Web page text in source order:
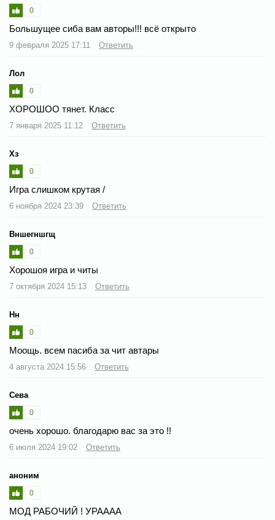
0
Большущее сиба вам авторы!!! всё открыто
9 февраля 2025 17:11 Ответить
Лол
0
ХОРОШОО тянет. Класс
7 января 2025 11:12 Ответить
Хз
0
Игра слишком крутая /
6 ноября 2024 23:39 Ответить
Вншегншгщ
0
Хорошоя игра и читы
7 октября 2024 15:13 Ответить
Нн
0
Моощь. всем пасиба за чит автары
4 августа 2024 15:56 Ответить
Сева
0
очень хорошо. благодарю вас за это !!
6 июля 2024 19:02 Ответить
аноним
0
МОД РАБОЧИЙ ! УРАААА